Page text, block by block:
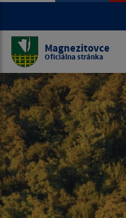
Magnezitovce
Oficiálna stránka